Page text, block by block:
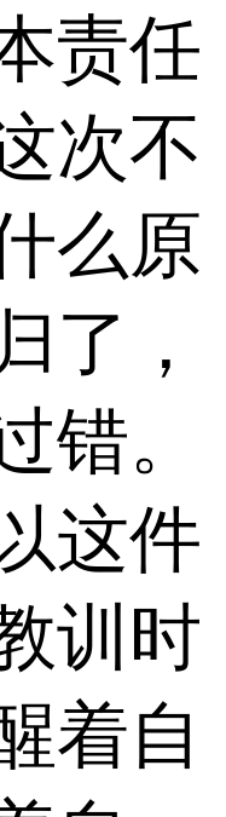
责任
次不
么原
了，
错。
这件
训时
着自